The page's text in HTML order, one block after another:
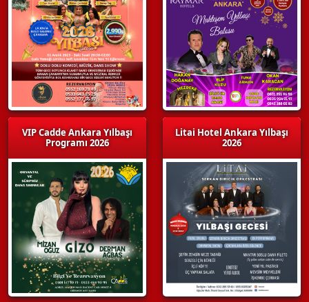
VIP Cadde Ankara Yılbaşı
Programı 2026
Litai Hotel Ankara Yılbaşı
2026